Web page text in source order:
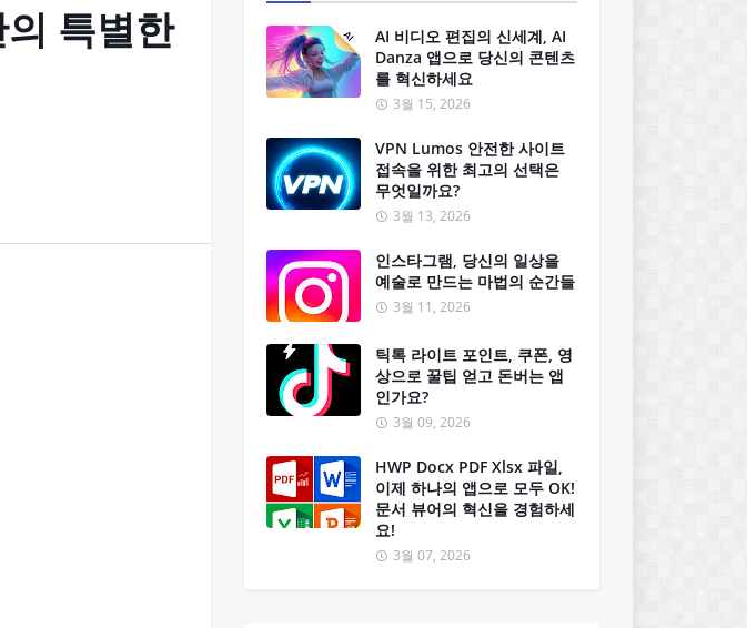
특별한
AI 비디오 편집의 신세계, AI
Danza 앱으로 당신의 콘텐츠
를 혁신하세요
3월 15, 2026
VPN Lumos 안전한 사이트
접속을 위한 최고의 선택은
무엇일까요?
3월 13, 2026
인스타그램, 당신의 일상을
예술로 만드는 마법의 순간들
3월 11, 2026
틱톡 라이트 포인트, 쿠폰, 영
상으로 꿀팁 얻고 돈버는 앱
인가요?
3월 09, 2026
HWP Docx PDF Xlsx 파일,
이제 하나의 앱으로 모두 OK!
문서 뷰어의 혁신을 경험하세
요!
3월 07, 2026